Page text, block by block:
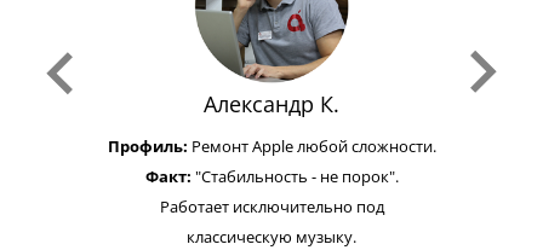
Александр К.
Профиль: Ремонт Apple любой сложности.
Факт: "Стабильность - не порок".
Работает исключительно под
классическую музыку.